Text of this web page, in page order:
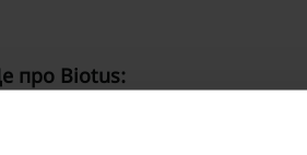
про Biotus:
— це провідний інтернет-